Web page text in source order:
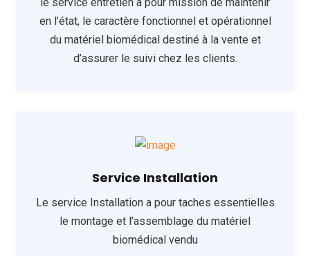
en l’état, le caractère fonctionnel et opérationnel
du matériel biomédical destiné à la vente et
d’assurer le suivi chez les clients.
Service Installation
Le service Installation a pour taches essentielles
le montage et l’assemblage du matériel
biomédical vendu